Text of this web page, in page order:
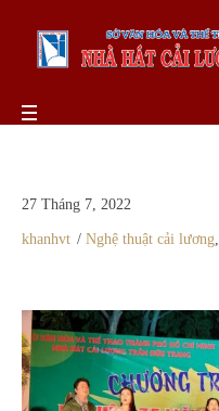
27 Tháng 7, 2022
khanhvt Nghệ thuật cải lương,